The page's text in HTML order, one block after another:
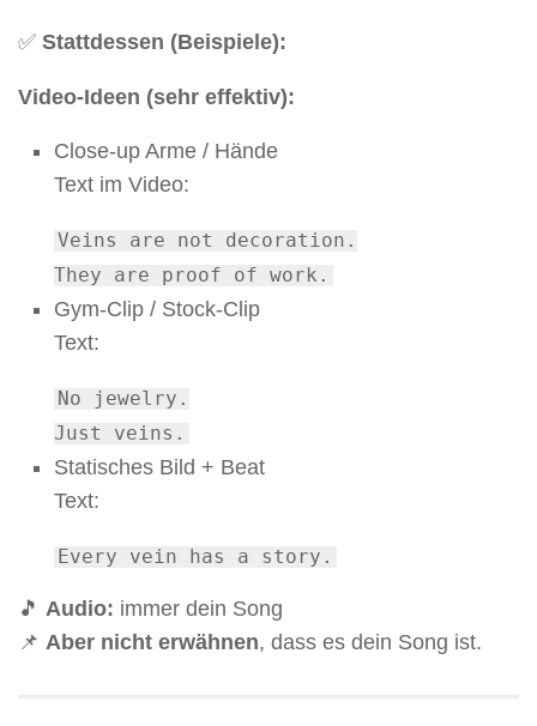
✅ Stattdessen (Beispiele):
Video-Ideen (sehr effektiv):
Close-up Arme / Hände
Text im Video:
Veins are not
decoration.
They are proof of work.
Gym-Clip / Stock-Clip
Text:
No
jewelry.
Just
veins.
Statisches Bild + Beat
Text:
Every vein has a story.
🎵 Audio: immer dein Song
📌 Aber nicht erwähnen, dass es dein Song ist.